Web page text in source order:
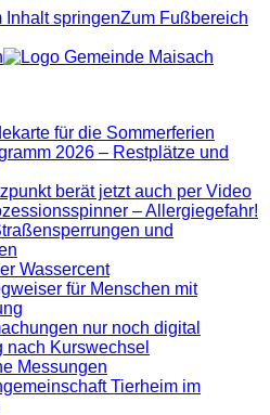
Inhalt springenZum Fußbereich
für die Sommerferien
2026 – Restplätze und
berät jetzt auch per Video
– Allergiegefahr!
und
Wassercent
für Menschen mit
nur noch digital
nach Kurswechsel
Messungen
Tierheim im